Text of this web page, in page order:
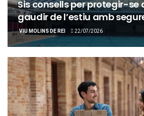
Sis consells per protegir-se
gaudir de l’estiu amb
VIU MOLINS DE REI 22/07/2026